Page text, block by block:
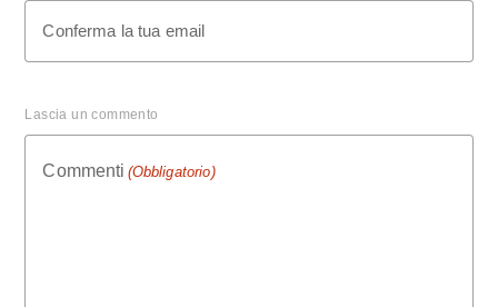
Conferma la tua email
Lascia un commento
Commenti (Obbligatorio)